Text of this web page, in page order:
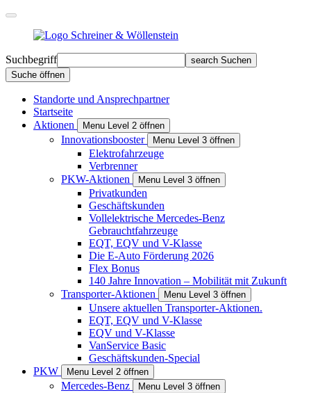
Suchbegriff search Suchen
Suche öffnen
Standorte und Ansprechpartner
Startseite
Aktionen
Menu Level 2 öffnen
Innovationsbooster Menu Level 3 öffnen
Elektrofahrzeuge
Verbrenner
PKW-Aktionen
Menu Level 3 öffnen
Privat­kunden
Geschäfts­kunden
Vollelektrische Mercedes-Benz
Gebrauchtfahrzeuge
EQT, EQV und V-Klasse
Die E-Auto Förderung 2026
Flex Bonus
140 Jahre Innovation – Mobilität mit Zukunft
Transporter-Aktionen
Menu Level 3 öffnen
Unsere aktuellen Transporter-Aktionen.
EQT, EQV und V-Klasse
EQV und V-Klasse
VanService Basic
Geschäftskunden-Special
PKW
Menu Level 2 öffnen
Mercedes-Benz Menu Level 3 öffnen